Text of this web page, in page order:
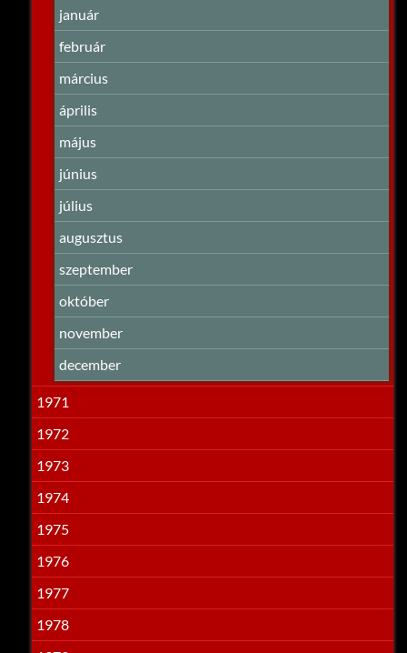
január
február
március
április
május
június
július
augusztus
szeptember
október
november
december
1971
1972
1973
1974
1975
1976
1977
1978